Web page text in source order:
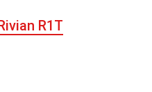
R1T